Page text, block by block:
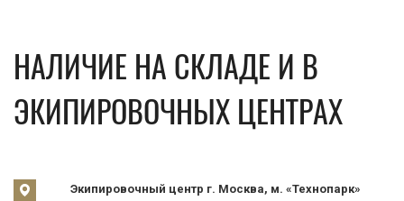
НАЛИЧИЕ НА СКЛАДЕ И В
ЭКИПИРОВОЧНЫХ ЦЕНТРАХ
Экипировочный центр г. Москва, м. «Технопарк»